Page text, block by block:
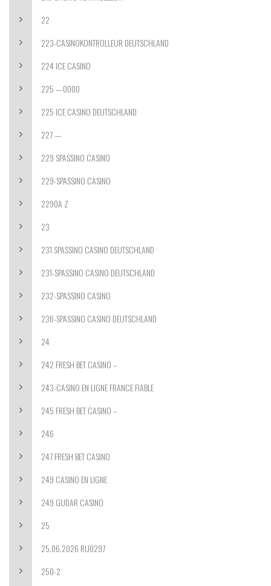
22
223-CASINOKONTROLLEUR DEUTSCHLAND
224 ICE CASINO
225 —0000
225 ICE CASINO DEUTSCHLAND
227 —
229 SPASSINO CASINO
229-SPASSINO CASINO
2290A Z
23
231 SPASSINO CASINO DEUTSCHLAND
231-SPASSINO CASINO DEUTSCHLAND
232-SPASSINO CASINO
236-SPASSINO CASINO DEUTSCHLAND
24
242 FRESH BET CASINO –
243-CASINO EN LIGNE FRANCE FIABLE
245 FRESH BET CASINO –
246
247 FRESH BET CASINO
249 CASINO EN LIGNE
249 GUDAR CASINO
25
25.06.2026 RU0297
250-2